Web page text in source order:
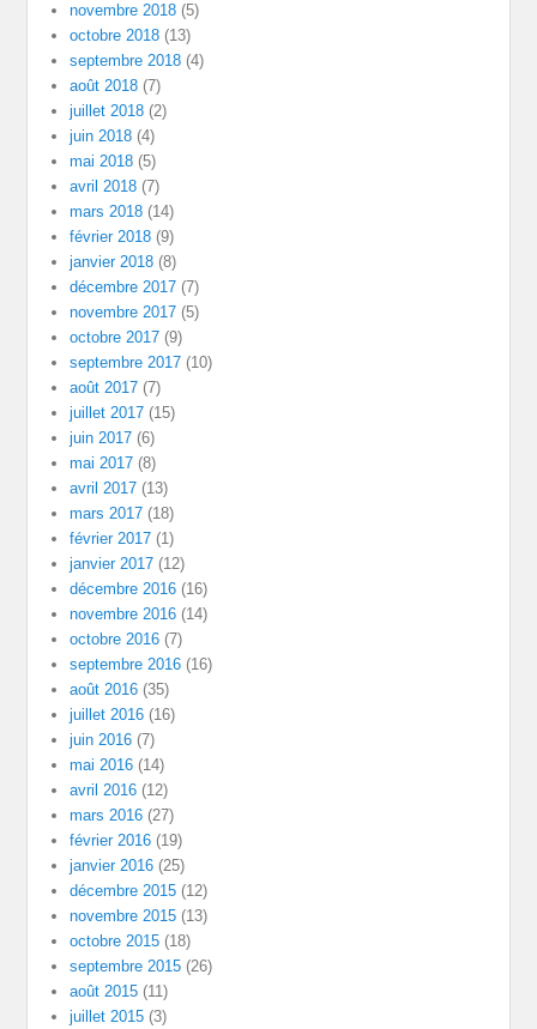
novembre 2018 (5)
octobre 2018 (13)
septembre 2018 (4)
août 2018 (7)
juillet 2018 (2)
juin 2018 (4)
mai 2018 (5)
avril 2018 (7)
mars 2018 (14)
février 2018 (9)
janvier 2018 (8)
décembre 2017 (7)
novembre 2017 (5)
octobre 2017 (9)
septembre 2017 (10)
août 2017 (7)
juillet 2017 (15)
juin 2017 (6)
mai 2017 (8)
avril 2017 (13)
mars 2017 (18)
février 2017 (1)
janvier 2017 (12)
décembre 2016 (16)
novembre 2016 (14)
octobre 2016 (7)
septembre 2016 (16)
août 2016 (35)
juillet 2016 (16)
juin 2016 (7)
mai 2016 (14)
avril 2016 (12)
mars 2016 (27)
février 2016 (19)
janvier 2016 (25)
décembre 2015 (12)
novembre 2015 (13)
octobre 2015 (18)
septembre 2015 (26)
août 2015 (11)
juillet 2015 (3)